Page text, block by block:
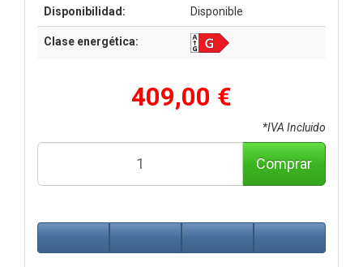
Disponibilidad: Disponible
Clase energética:
409,00 €
*IVA Incluido
Comprar